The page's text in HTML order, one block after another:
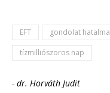
EFT gondolat hatalma
tízmilliószoros nap
- dr. Horváth Judit